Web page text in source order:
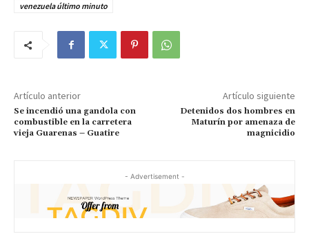
venezuela último minuto
Artículo anterior
Se incendió una gandola con
combustible en la carretera
vieja Guarenas – Guatire
Artículo siguiente
Detenidos dos hombres en
Maturín por amenaza de
magnicidio
- Advertisement -